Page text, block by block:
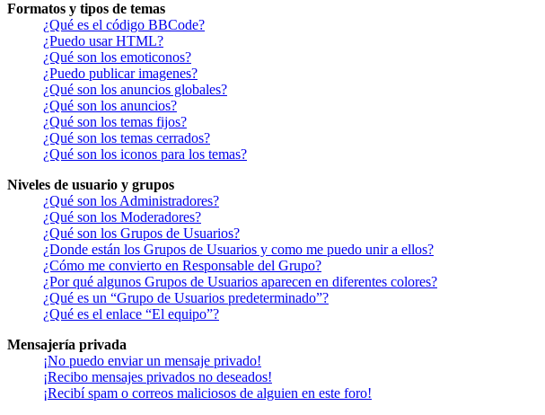
Formatos y tipos de temas
¿Qué es el código BBCode?
¿Puedo usar HTML?
¿Qué son los emoticonos?
¿Puedo publicar imagenes?
¿Qué son los anuncios globales?
¿Qué son los anuncios?
¿Qué son los temas fijos?
¿Qué son los temas cerrados?
¿Qué son los iconos para los temas?
Niveles de usuario y grupos
¿Qué son los Administradores?
¿Qué son los Moderadores?
¿Qué son los Grupos de Usuarios?
¿Donde están los Grupos de Usuarios y como me puedo unir a ellos?
¿Cómo me convierto en Responsable del Grupo?
¿Por qué algunos Grupos de Usuarios aparecen en diferentes colores?
¿Qué es un “Grupo de Usuarios predeterminado”?
¿Qué es el enlace “El equipo”?
Mensajería privada
¡No puedo enviar un mensaje privado!
¡Recibo mensajes privados no deseados!
¡Recibí spam o correos maliciosos de alguien en este foro!